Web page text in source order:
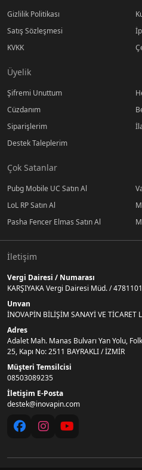
Gizlilik Politikası
Satış Sözleşmesi
KVKK
Üyelik
Şifremi Unuttum
Cüzdanım
Siparişlerim
Destek Taleplerim
Çok Satanlar
Pubg Mobile UC Satın Al
LoL RP Satın Al
Pasha Fencer Elmas Satın Al
İletişim
Vergi Dairesi / Numarası
KARŞIYAKA Vergi Dairesi Müd. /
Unvan
İNOVAPİN BİLİŞİM SANAYİ VE TİCARET
Adres
Adalet Mah. Manas Bulvarı Yan Yolu,
25, Kapı No: 2511 BAYRAKLI / İZMİR
Müşteri Temsilcisi
08503089235
İletişim E-Posta
destek@inovapin.com